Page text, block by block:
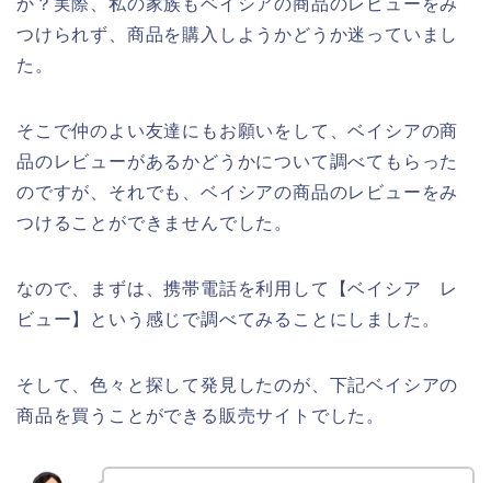
か？実際、私の家族もベイシアの商品のレビューをみ
つけられず、商品を購入しようかどうか迷っていまし
た。
そこで仲のよい友達にもお願いをして、ベイシアの商
品のレビューがあるかどうかについて調べてもらった
のですが、それでも、ベイシアの商品のレビューをみ
つけることができませんでした。
なので、まずは、携帯電話を利用して【ベイシア レ
ビュー】という感じで調べてみることにしました。
そして、色々と探して発見したのが、下記ベイシアの
商品を買うことができる販売サイトでした。